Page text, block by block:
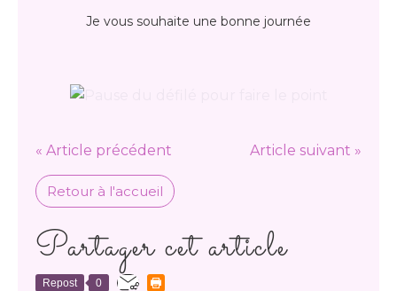
Je vous souhaite une bonne journée
« Article précédent Article suivant »
Retour à l'accueil
Partager cet article
Repost 0